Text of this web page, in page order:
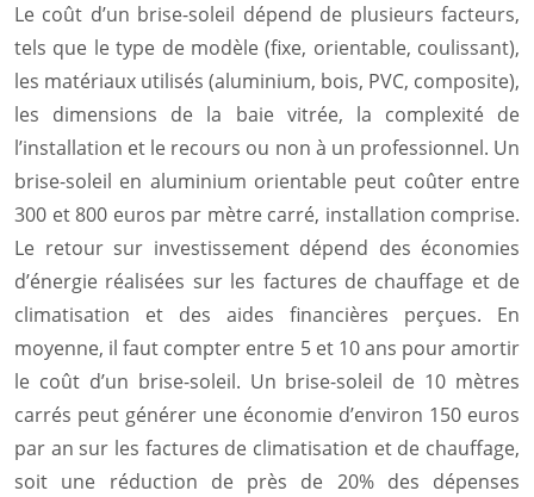
Le coût d’un brise-soleil dépend de plusieurs facteurs,
tels que le type de modèle (fixe, orientable, coulissant),
les matériaux utilisés (aluminium, bois, PVC, composite),
les dimensions de la baie vitrée, la complexité de
l’installation et le recours ou non à un professionnel. Un
brise-soleil en aluminium orientable peut coûter entre
300 et 800 euros par mètre carré, installation comprise.
Le retour sur investissement dépend des économies
d’énergie réalisées sur les factures de chauffage et de
climatisation et des aides financières perçues. En
moyenne, il faut compter entre 5 et 10 ans pour amortir
le coût d’un brise-soleil. Un brise-soleil de 10 mètres
carrés peut générer une économie d’environ 150 euros
par an sur les factures de climatisation et de chauffage,
soit une réduction de près de 20% des dépenses